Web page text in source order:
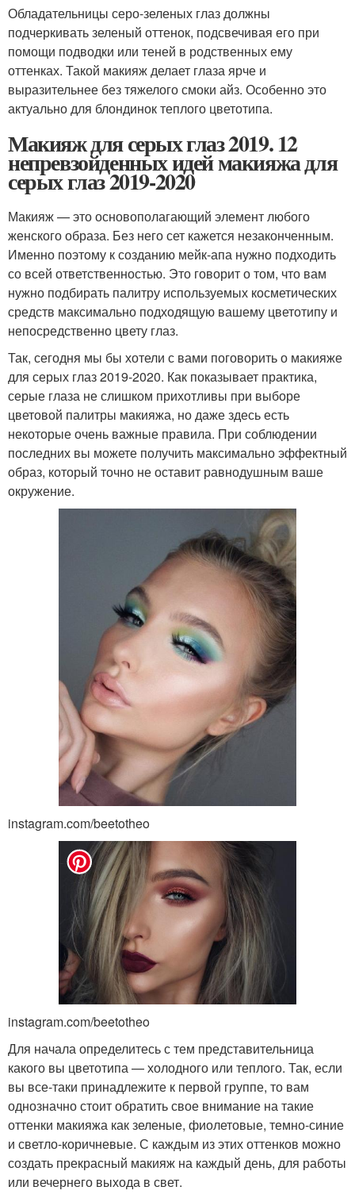
Обладательницы серо-зеленых глаз должны
подчеркивать зеленый оттенок, подсвечивая его при
помощи подводки или теней в родственных ему
оттенках. Такой макияж делает глаза ярче и
выразительнее без тяжелого смоки айз. Особенно это
актуально для блондинок теплого цветотипа.
Макияж для серых глаз 2019. 12
непревзойденных идей макияжа для
серых глаз 2019-2020
Макияж — это основополагающий элемент любого
женского образа. Без него сет кажется незаконченным.
Именно поэтому к созданию мейк-апа нужно подходить
со всей ответственностью. Это говорит о том, что вам
нужно подбирать палитру используемых косметических
средств максимально подходящую вашему цветотипу и
непосредственно цвету глаз.
Так, сегодня мы бы хотели с вами поговорить о макияже
для серых глаз 2019-2020. Как показывает практика,
серые глаза не слишком прихотливы при выборе
цветовой палитры макияжа, но даже здесь есть
некоторые очень важные правила. При соблюдении
последних вы можете получить максимально эффектный
образ, который точно не оставит равнодушным ваше
окружение.
instagram.com/beetotheo
instagram.com/beetotheo
Для начала определитесь с тем представительница
какого вы цветотипа — холодного или теплого. Так, если
вы все-таки принадлежите к первой группе, то вам
однозначно стоит обратить свое внимание на такие
оттенки макияжа как зеленые, фиолетовые, темно-синие
и светло-коричневые. С каждым из этих оттенков можно
создать прекрасный макияж на каждый день, для работы
или вечернего выхода в свет.